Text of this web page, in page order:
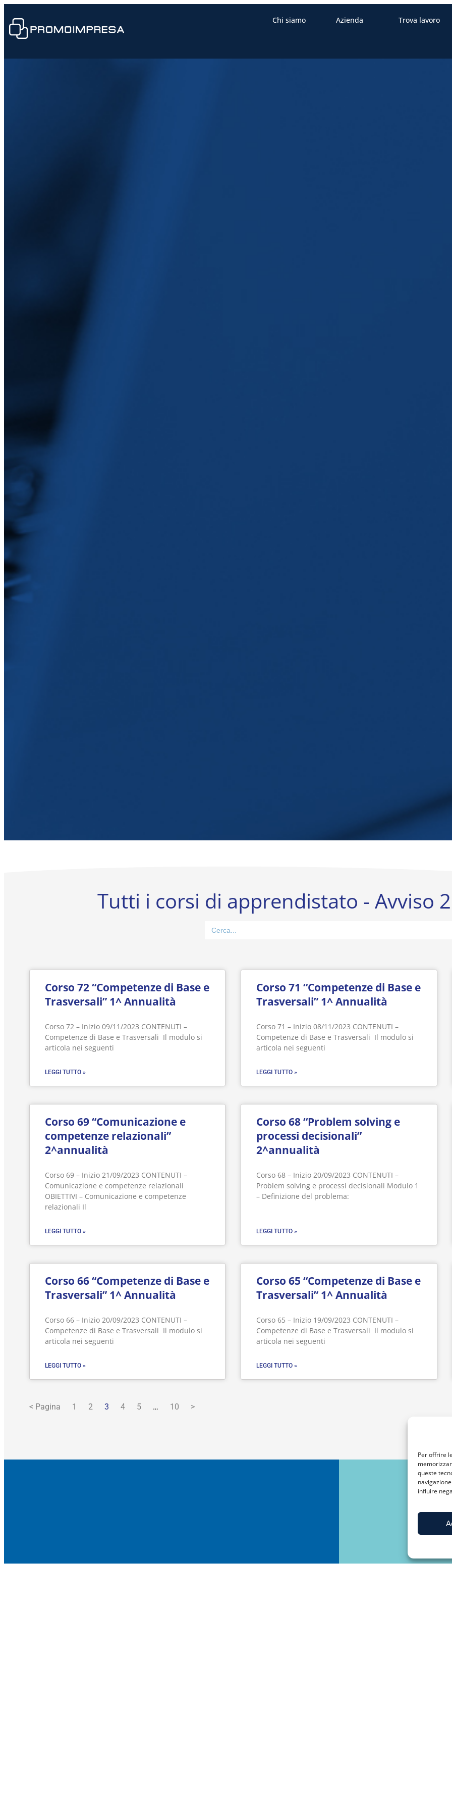
Per offrire
queste
influire
Chi siamo Azienda Trova lavoro
Tutti i corsi di apprendistato - Avviso
for:
Corso 72 “Competenze di Base e
Trasversali” 1^ Annualità
Corso 72 – Inizio 09/11/2023 CONTENUTI –
Competenze di Base e Trasversali Il modulo si
articola nei seguenti
LEGGI TUTTO »
Corso 71 “Competenze di Base e
Trasversali” 1^ Annualità
Corso 71 – Inizio 08/11/2023 CONTENUTI –
Competenze di Base e Trasversali Il modulo si
articola nei seguenti
LEGGI TUTTO »
Corso 69 “Comunicazione e
competenze relazionali”
2^annualità
Corso 69 – Inizio 21/09/2023 CONTENUTI –
Comunicazione e competenze relazionali
OBIETTIVI – Comunicazione e competenze
relazionali Il
LEGGI TUTTO »
Corso 68 “Problem solving e
processi decisionali”
2^annualità
Corso 68 – Inizio 20/09/2023 CONTENUTI –
Problem solving e processi decisionali Modulo 1
– Definizione del problema:
LEGGI TUTTO »
Corso 66 “Competenze di Base e
Trasversali” 1^ Annualità
Corso 66 – Inizio 20/09/2023 CONTENUTI –
Competenze di Base e Trasversali Il modulo si
articola nei seguenti
LEGGI TUTTO »
Corso 65 “Competenze di Base e
Trasversali” 1^ Annualità
Corso 65 – Inizio 19/09/2023 CONTENUTI –
Competenze di Base e Trasversali Il modulo si
articola nei seguenti
LEGGI TUTTO »
< Pagina 1 2 3 4 5 … 10 >
Sei un impresa?
Stai